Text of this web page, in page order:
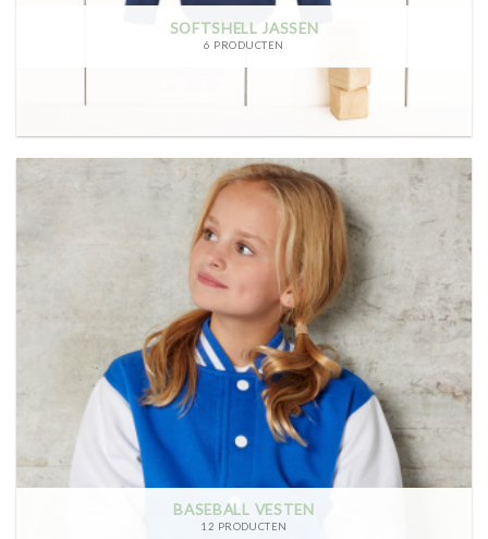
SOFTSHELL JASSEN
6 PRODUCTEN
BASEBALL VESTEN
12 PRODUCTEN